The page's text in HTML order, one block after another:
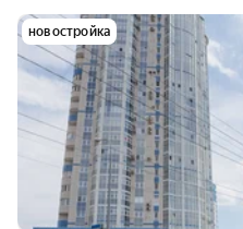
новостройка